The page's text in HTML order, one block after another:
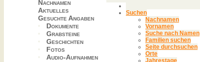
Nachnamen
Aktuelles
Gesuchte Angaben
Dokumente
Grabsteine
Geschichten
Fotos
Audio-Aufnahmen
Suchen
Nachnamen
Vornamen
Suche nach Namen
Familien suchen
Seite durchsuchen
Orte
Jahrestage